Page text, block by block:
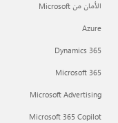
الأمان من Microsoft
Azure
Dynamics 365
Microsoft 365
Microsoft Advertising
Microsoft 365 Copilot